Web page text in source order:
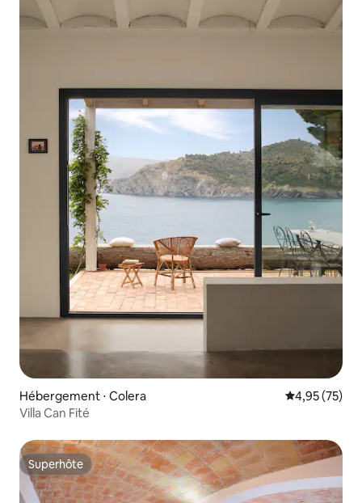
Hébergement ⋅ Colera Évaluation
4,95 (75)
Villa Can Fité
Superhôte
Superhôte